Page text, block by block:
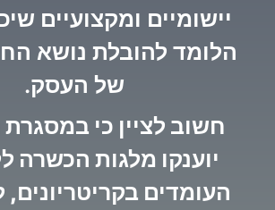
יישומיים ומקצועיים
הלומד להובלת נושא
של העסק.
חשוב לציין כי
יוענקו מלגות הכשרה
העומדים בקריטריונים,